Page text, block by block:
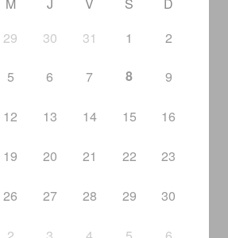
29 30 31 1 2
5 6 7 8 9
12 13 14 15 16
19 20 21 22 23
26 27 28 29 30